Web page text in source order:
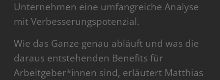
Unternehmen eine umfangreiche Analyse
mit Verbesserungspotenzial.
Wie das Ganze genau abläuft und was die
daraus entstehenden Benefits für
Arbeitgeber*innen sind, erläutert Matthias